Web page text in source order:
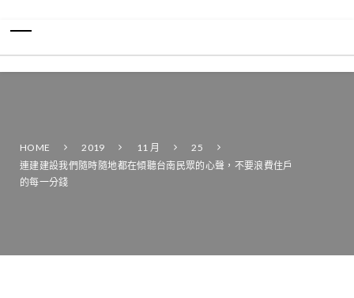
HOME 2019 11 月
25
連建建設我們隨時隨地都在傾聽台南民眾的心聲，不要浪費住戶
的每一分錢